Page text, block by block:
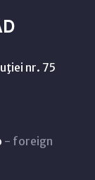
nr. 75
- foreign